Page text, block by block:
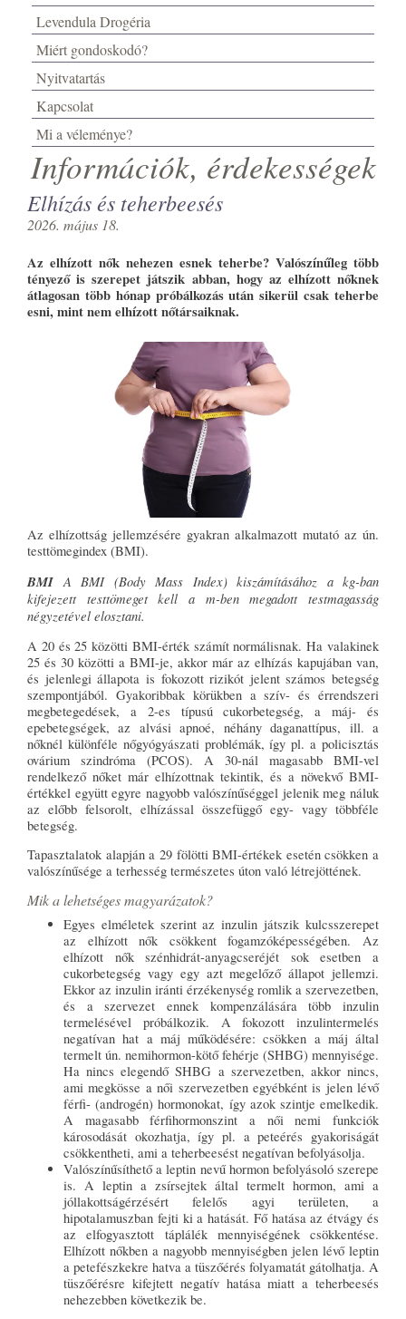
Levendula Drogéria
Miért gondoskodó?
Nyitvatartás
Kapcsolat
Mi a véleménye?
Információk, érdekességek
Elhízás és teherbeesés
2026. május 18.
Az elhízott nők nehezen esnek teherbe? Valószínűleg több
tényező is szerepet játszik abban, hogy az elhízott nőknek
átlagosan több hónap próbálkozás után sikerül csak teherbe
esni, mint nem elhízott nőtársaiknak.
Az elhízottság jellemzésére gyakran alkalmazott mutató az ún.
testtömegindex (BMI).
BMI A BMI (Body Mass Index) kiszámításához a kg-ban
kifejezett testtömeget kell a m-ben megadott testmagasság
négyzetével elosztani.
A 20 és 25 közötti BMI-érték számít normálisnak. Ha valakinek
25 és 30 közötti a BMI-je, akkor már az elhízás kapujában van,
és jelenlegi állapota is fokozott rizikót jelent számos betegség
szempontjából. Gyakoribbak körükben a szív- és érrendszeri
megbetegedések, a 2-es típusú cukorbetegség, a máj- és
epebetegségek, az alvási apnoé, néhány daganattípus, ill. a
nőknél különféle nőgyógyászati problémák, így pl. a policisztás
ovárium szindróma (PCOS). A 30-nál magasabb BMI-vel
rendelkező nőket már elhízottnak tekintik, és a növekvő BMI-
értékkel együtt egyre nagyobb valószínűséggel jelenik meg náluk
az előbb felsorolt, elhízással összefüggő egy- vagy többféle
betegség.
Tapasztalatok alapján a 29 fölötti BMI-értékek esetén csökken a
valószínűsége a terhesség természetes úton való létrejöttének.
Mik a lehetséges magyarázatok?
Egyes elméletek szerint az inzulin játszik kulcsszerepet
az elhízott nők csökkent fogamzóképességében. Az
elhízott nők szénhidrát-anyagcseréjét sok esetben a
cukorbetegség vagy egy azt megelőző állapot jellemzi.
Ekkor az inzulin iránti érzékenység romlik a szervezetben,
és a szervezet ennek kompenzálására több inzulin
termelésével próbálkozik. A fokozott inzulintermelés
negatívan hat a máj működésére: csökken a máj által
termelt ún. nemihormon-kötő fehérje (SHBG) mennyisége.
Ha nincs elegendő SHBG a szervezetben, akkor nincs,
ami megkösse a női szervezetben egyébként is jelen lévő
férfi- (androgén) hormonokat, így azok szintje emelkedik.
A magasabb férfihormonszint a női nemi funkciók
károsodását okozhatja, így pl. a peteérés gyakoriságát
csökkentheti, ami a teherbeesést negatívan befolyásolja.
Valószínűsíthető a leptin nevű hormon befolyásoló szerepe
is. A leptin a zsírsejtek által termelt hormon, ami a
jóllakottságérzésért felelős agyi területen, a
hipotalamuszban fejti ki a hatását. Fő hatása az étvágy és
az elfogyasztott táplálék mennyiségének csökkentése.
Elhízott nőkben a nagyobb mennyiségben jelen lévő leptin
a petefészkekre hatva a tüszőérés folyamatát gátolhatja. A
tüszőérésre kifejtett negatív hatása miatt a teherbeesés
nehezebben következik be.